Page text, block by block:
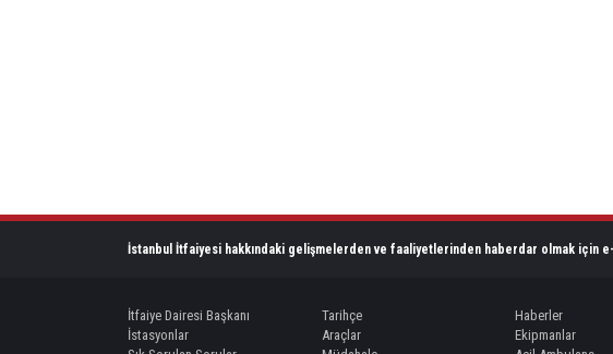
İstanbul İtfaiyesi hakkındaki gelişmelerden ve faaliyetlerinden haberdar olmak için
İtfaiye Dairesi Başkanı Tarihçe Haberler
İstasyonlar
Araçlar Ekipmanlar